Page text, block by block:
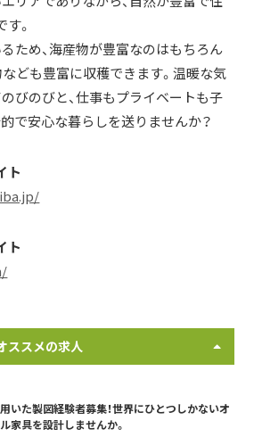
。
ため、海産物が豊富なのはもちろん
なども豊富に収穫できます。温暖な気
びのびと、仕事もプライベートも子
で安心な暮らしを送りませんか？
ト
ト
ススメの求人
いた製図経験者募集！世界にひとつしかないオ
家具を設計しませんか。